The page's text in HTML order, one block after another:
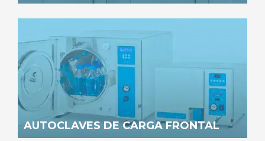
AUTOCLAVES DE CARGA FRONTAL